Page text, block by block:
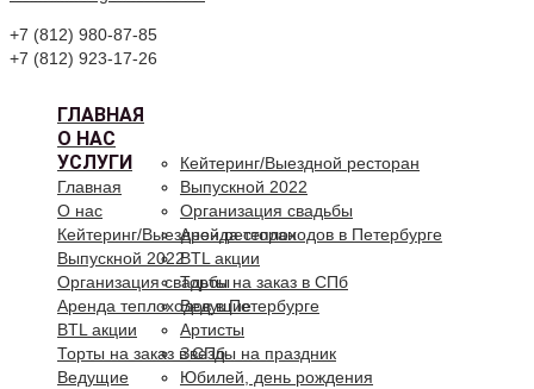
+7 (812) 980-87-85
+7 (812) 923-17-26
ГЛАВНАЯ
О НАС
УСЛУГИ
Кейтеринг/Выездной ресторан
Выпускной 2022
Организация свадьбы
Аренда теплоходов в Петербурге
BTL акции
Торты на заказ в СПб
Ведущие
Артисты
Звезды на праздник
Юбилей, день рождения
Главная
О нас
Кейтеринг/Выездной ресторан
Выпускной 2022
Организация свадьбы
Аренда теплоходов в Петербурге
BTL акции
Торты на заказ в СПб
Ведущие